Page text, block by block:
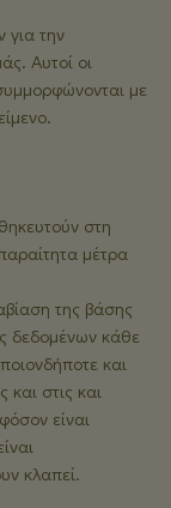
για την
Αυτοί οι
με
στη
μέτρα
της βάσης
δεδομένων κάθε
και
στις και
είναι
κλαπεί.